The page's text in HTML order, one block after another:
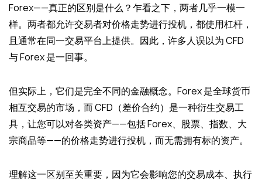
Forex——真正的区别是什么？乍看之下，两者几乎一模一
样。两者都允许交易者对价格走势进行投机，都使用杠杆，
且通常在同一交易平台上提供。因此，许多人误以为 CFD
与 Forex 是一回事。
但实际上，它们是完全不同的金融概念。Forex 是全球货币
相互交易的市场，而 CFD（差价合约）是一种衍生交易工
具，让您可以对各类资产——包括 Forex、股票、指数、大
宗商品等——的价格走势进行投机，而无需拥有标的资产。
理解这一区别至关重要，因为它会影响您的交易成本、执行